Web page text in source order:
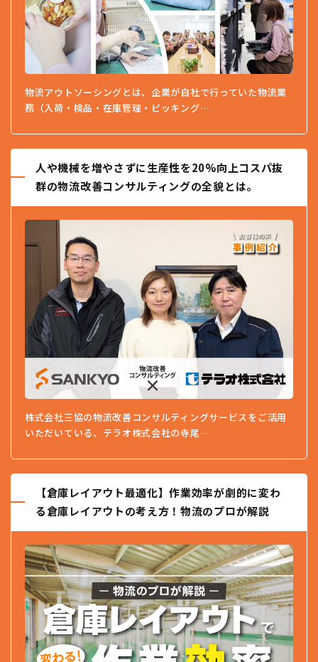
物流アウトソーシングとは、企業が自社で行っていた物流業
務（入荷・検品・在庫管理・ピッキング…
人や機械を増やさずに生産性を20%向上コスパ抜
群の物流改善コンサルティングの全貌とは。
株式会社三協の物流改善コンサルティングサービスをご活用
いただいている、テラオ株式会社の寺尾…
【倉庫レイアウト最適化】作業効率が劇的に変わ
る倉庫レイアウトの考え方！物流のプロが解説